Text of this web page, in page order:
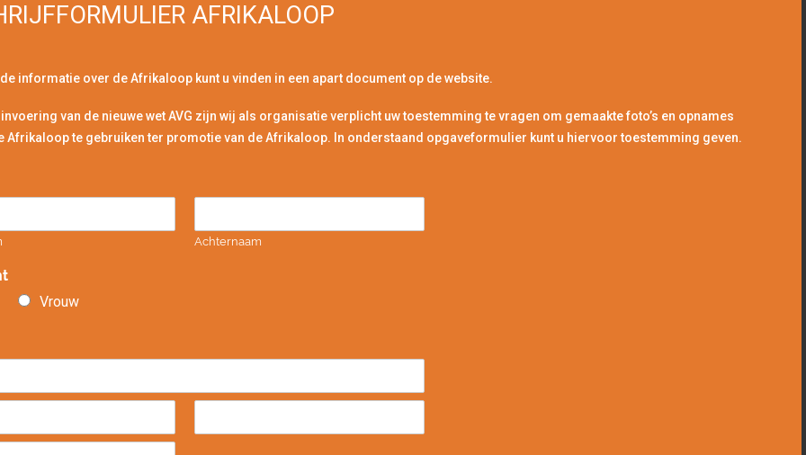
AFRIKALOOP
informatie over de Afrikaloop kunt u vinden in een apart document op de website.
van de nieuwe wet AVG zijn wij als organisatie verplicht uw toestemming te vragen om gemaakte foto’s en opnames
Afrikaloop te gebruiken ter promotie van de Afrikaloop. In onderstaand opgaveformulier kunt u hiervoor toestemming geven.
Achternaam
Vrouw